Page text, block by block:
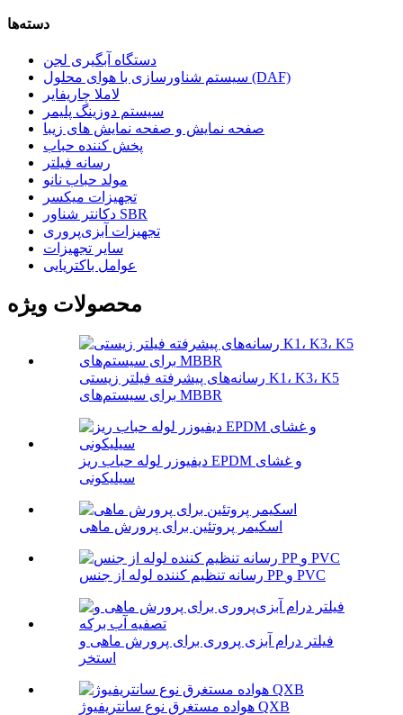
دسته‌ها
دستگاه آبگیری لجن
سیستم شناورسازی با هوای محلول (DAF)
لاملا چاریفایر
سیستم دوزینگ پلیمر
صفحه نمایش و صفحه نمایش های زیبا
پخش کننده حباب
رسانه فیلتر
مولد حباب نانو
تجهیزات میکسر
دکانتر شناور SBR
تجهیزات آبزی‌پروری
سایر تجهیزات
عوامل باکتریایی
محصولات ویژه
رسانه‌های پیشرفته فیلتر زیستی K1، K3، K5
برای سیستم‌های MBBR
دیفیوزر لوله حباب ریز EPDM و غشای
سیلیکونی
اسکیمر پروتئین برای پرورش ماهی
رسانه تنظیم کننده لوله از جنس PP و PVC
فیلتر درام آبزی پروری برای پرورش ماهی و
استخر
هواده مستغرق نوع سانتریفیوژ QXB